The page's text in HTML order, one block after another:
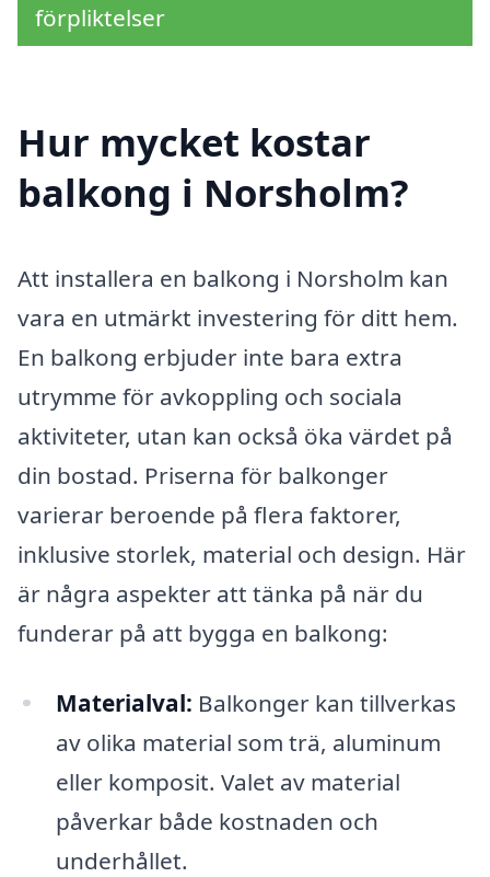
förpliktelser
Hur mycket kostar
balkong i Norsholm?
Att installera en balkong i Norsholm kan
vara en utmärkt investering för ditt hem.
En balkong erbjuder inte bara extra
utrymme för avkoppling och sociala
aktiviteter, utan kan också öka värdet på
din bostad. Priserna för balkonger
varierar beroende på flera faktorer,
inklusive storlek, material och design. Här
är några aspekter att tänka på när du
funderar på att bygga en balkong:
Materialval: Balkonger kan tillverkas
av olika material som trä, aluminum
eller komposit. Valet av material
påverkar både kostnaden och
underhållet.